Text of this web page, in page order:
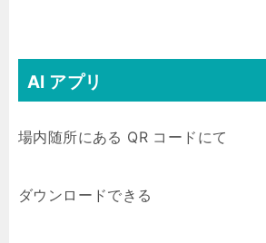
AI アプリ
場内随所にある QR コードにて
ダウンロードできる